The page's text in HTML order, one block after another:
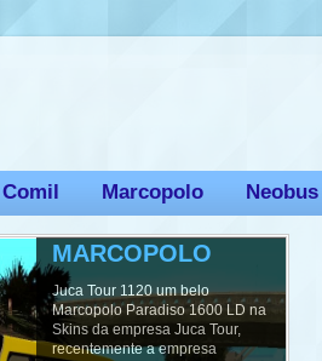
Comil Marcopolo Neobus